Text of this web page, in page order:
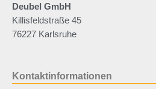
Deubel GmbH
Killisfeldstraße 45
76227 Karlsruhe
Kontaktinformationen